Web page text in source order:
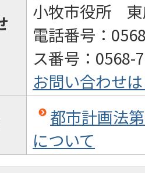
小牧市役所 東
電話番号：
ス番号：0568-
お問い合わせ
都市計画法
について